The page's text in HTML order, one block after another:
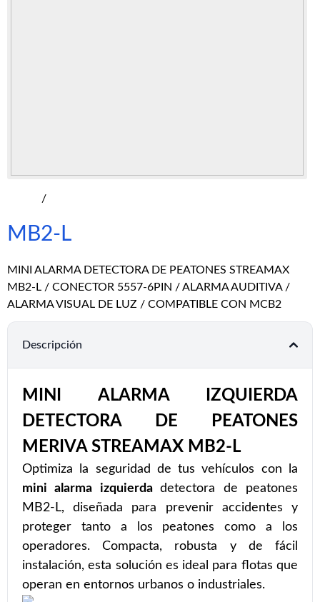
/
MB2-L
MINI ALARMA DETECTORA DE PEATONES STREAMAX
MB2-L / CONECTOR 5557-6PIN / ALARMA AUDITIVA /
ALARMA VISUAL DE LUZ / COMPATIBLE CON MCB2
Descripción
MINI ALARMA IZQUIERDA
DETECTORA DE PEATONES
MERIVA STREAMAX MB2-L
Optimiza la seguridad de tus vehículos con la
mini alarma izquierdadetectora de peatones
MB2-L, diseñada para prevenir accidentes y
proteger tanto a los peatones como a los
operadores. Compacta, robusta y de fácil
instalación, esta solución es ideal para flotas que
operan en entornos urbanos o industriales.